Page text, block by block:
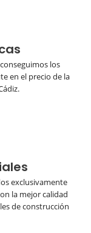
los
en el precio de la
exclusivamente
la mejor calidad
de construcción